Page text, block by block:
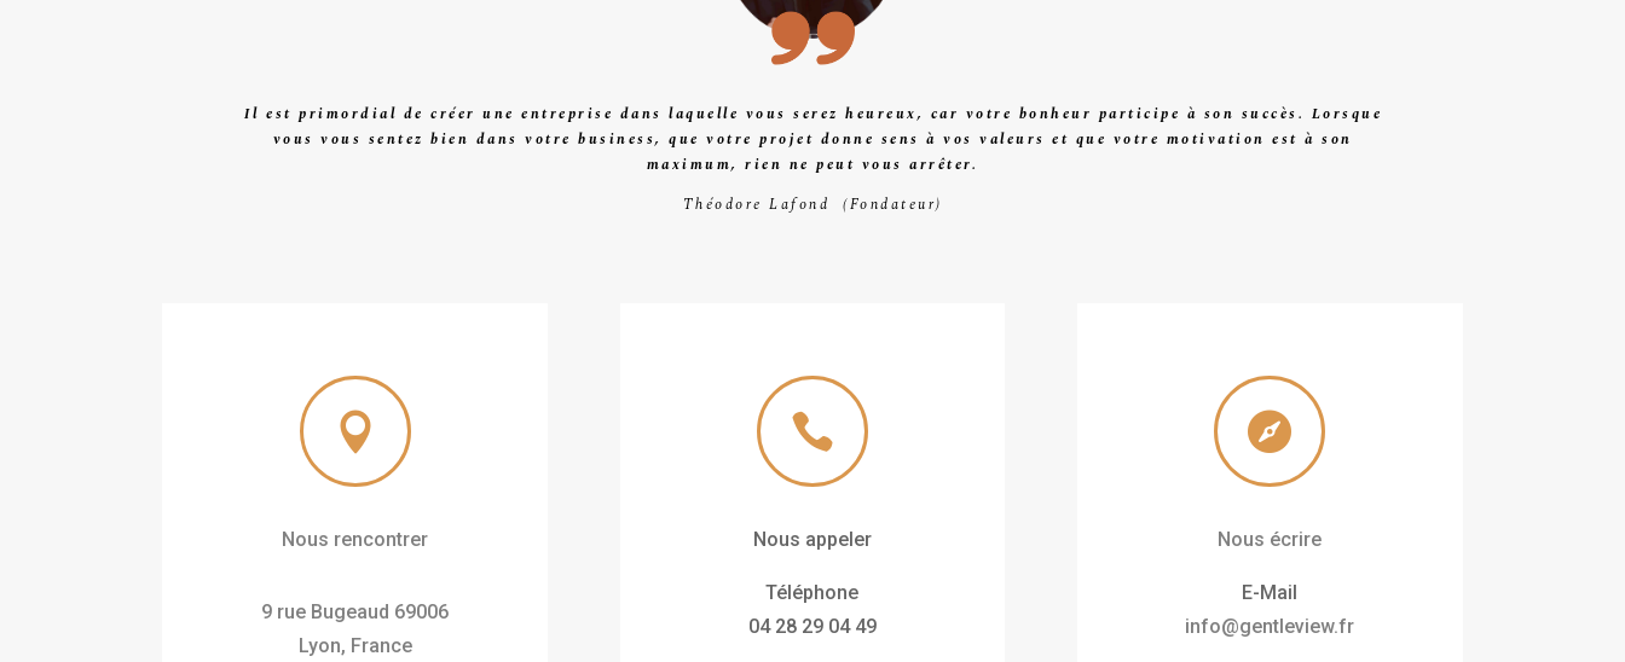
Il est primordial de créer une entreprise dans laquelle vous serez heureux, car votre bonheur participe à son succès. Lorsque
vous vous sentez bien dans votre business, que votre projet donne sens à vos valeurs et que votre motivation est à son
maximum, rien ne peut vous arrêter.
Théodore Lafond (Fondateur)

Nous rencontrer
9 rue Bugeaud 69006
Lyon, France

Nous appeler
Téléphone
04 28 29 04 49

Nous écrire
E-Mail
info@gentleview.fr